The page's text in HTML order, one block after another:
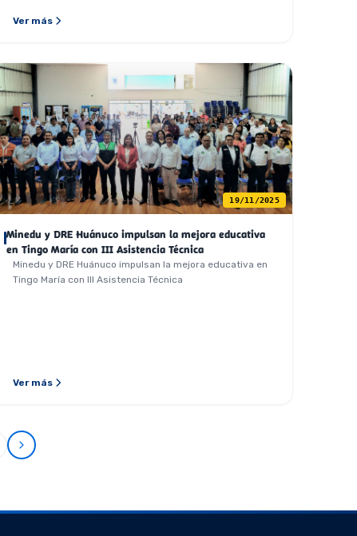
Ver más
19/11/2025
Minedu y DRE Huánuco impulsan la mejora educativa
en Tingo María con III Asistencia Técnica
Minedu y DRE Huánuco impulsan la mejora educativa en
Tingo María con III Asistencia Técnica
Ver más